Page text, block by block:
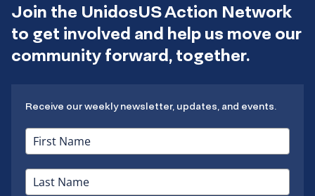
Join the UnidosUS Action Network
to get involved and help us move our
community forward, together.
Receive our weekly newsletter, updates, and events.